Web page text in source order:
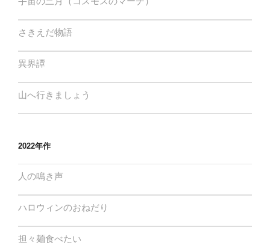
さきえだ物語
異界譚
山へ行きましょう
2022年作
人の鳴き声
ハロウィンのおねだり
担々麺食べたい